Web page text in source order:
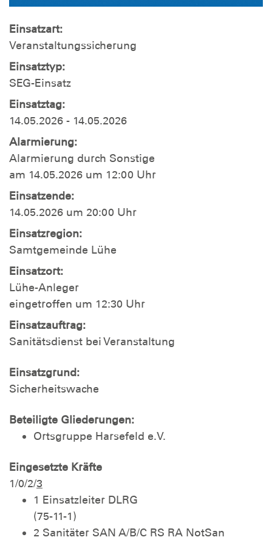
Einsatzart:
Veranstaltungssicherung
Einsatztyp:
SEG-Einsatz
Einsatztag:
14.05.2026 - 14.05.2026
Alarmierung:
Alarmierung durch Sonstige
am 14.05.2026 um 12:00 Uhr
Einsatzende:
14.05.2026 um 20:00 Uhr
Einsatzregion:
Samtgemeinde Lühe
Einsatzort:
Lühe-Anleger
eingetroffen um 12:30 Uhr
Einsatzauftrag:
Sanitätsdienst bei Veranstaltung
Einsatzgrund:
Sicherheitswache
Beteiligte Gliederungen:
Ortsgruppe Harsefeld e.V.
Eingesetzte Kräfte
1/0/2/3
1 Einsatzleiter DLRG
(75-11-1)
2 Sanitäter SAN A/B/C RS RA NotSan